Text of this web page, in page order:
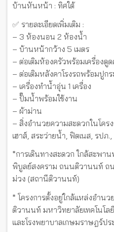
บ้านหันหน้า : ทิศใต้
✅ รายละเอียดเพิ่มเติม :
– 3 ห้องนอน 2 ห้องน้ำ
– บ้านหน้ากว้าง 5 เมตร
– ต่อเติมห้องครัวพร้อมเครื่องดู
– ต่อเติมหลังคาโรงรถพร้อมปูกร
– เครื่องทำน้ำอุ่น 1 เครื่อง
– ปั๊มน้ำพร้อมใช้งาน
– ผ้าม่าน
– สิ่งอำนวยความสะดวกในโค
เฮาส์, สระว่ายน้ำ, ฟิตเนส, รปภ
*การเดินทางสะดวก ใกล้สะพา
พิบูลย์สงคราม ถนนติวานนท์ ถ
ม่วง (สถานีติวานนท์)
* โครงการตั้งอยู่ใกล้แหล่งอำน
ติวานนท์ มหาวิทยาลัยเทคโนโล
และโรงพยาบาลเกษมราษฎร์ปร